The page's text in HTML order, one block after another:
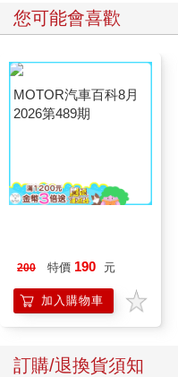
話。
成功的表達始於對自身成
些別人看不見、也無法給予
們以驕傲的態度向他人宣揚
習開始。當熟悉了這套操作
「責任感」，就要堅定地向
只要你親身體驗過一次堅
能，你必然因此萌生新的「
您可能會喜歡
200 特價 190 元
加入購物車
訂購/退換貨須知